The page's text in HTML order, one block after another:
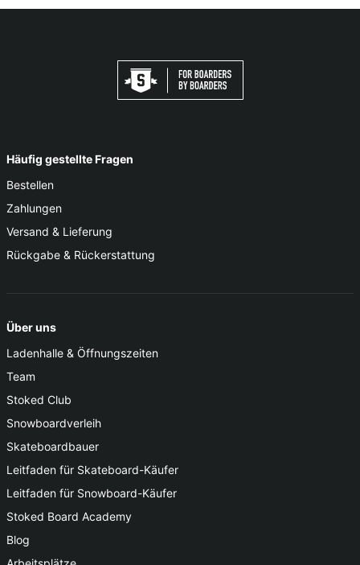
Häufig gestellte Fragen
Bestellen
Zahlungen
Versand & Lieferung
Rückgabe & Rückerstattung
Über uns
Ladenhalle & Öffnungszeiten
Team
Stoked Club
Snowboardverleih
Skateboardbauer
Leitfaden für Skateboard-Käufer
Leitfaden für Snowboard-Käufer
Stoked Board Academy
Blog